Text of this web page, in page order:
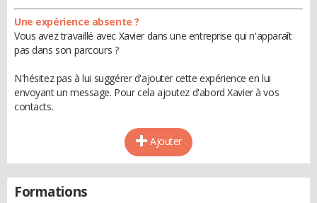
Une expérience absente ?
Vous avez travaillé avec Xavier dans une entreprise qui n'apparaît
pas dans son parcours ?
N'hésitez pas à lui suggérer d'ajouter cette expérience en lui
envoyant un message. Pour cela ajoutez d'abord Xavier à vos
contacts.
Ajouter
Formations